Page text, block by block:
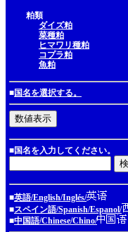
粕類
ダイズ粕
菜種粕
ヒマワリ種粕
コプラ粕
魚粕
■国名を選択する。
■国名を入力してください。
■英語/English/Inglés/
■スペイン語/Spanish/Espanol/
■中国語/Chinese/Chino/